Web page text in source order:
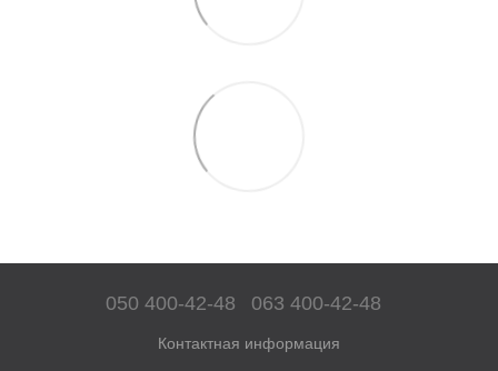
050 400-42-48 063 400-42-48
Контактная информация